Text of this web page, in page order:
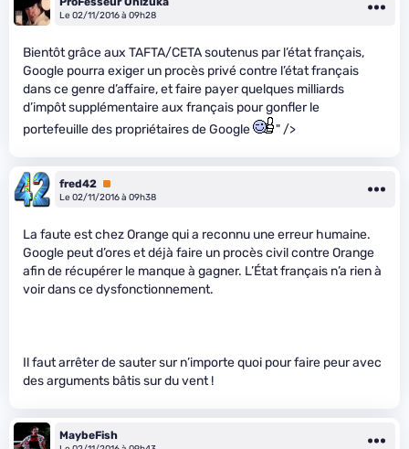
Le 02/11/2016 à 09h28
Bientôt grâce aux TAFTA/CETA soutenus par l’état français,
Google pourra exiger un procès privé contre l’état français
dans ce genre d’affaire, et faire payer quelques milliards
d’impôt supplémentaire aux français pour gonfler le
portefeuille des propriétaires de Google
" />
fred42 Premium
Le 02/11/2016 à 09h38
La faute est chez Orange qui a reconnu une erreur humaine.
Google peut d’ores et déjà faire un procès civil contre Orange
afin de récupérer le manque à gagner. L’État français n’a rien à
voir dans ce dysfonctionnement.
Il faut arrêter de sauter sur n’importe quoi pour faire peur avec
des arguments bâtis sur du vent !
MaybeFish